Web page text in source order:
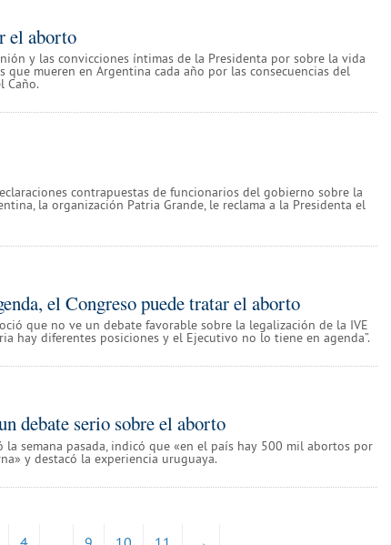
el aborto
y las convicciones íntimas de la Presidenta por sobre la vida
que mueren en Argentina cada año por las consecuencias del
Caño.
contrapuestas de funcionarios del gobierno sobre la
la organización Patria Grande, le reclama a la Presidenta el
el Congreso puede tratar el aborto
que no ve un debate favorable sobre la legalización de la IVE
hay diferentes posiciones y el Ejecutivo no lo tiene en agenda”.
debate serio sobre el aborto
semana pasada, indicó que «en el país hay 500 mil abortos por
y destacó la experiencia uruguaya.